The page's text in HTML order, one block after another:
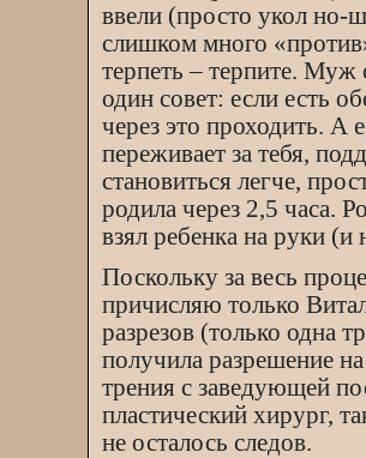
ввели (просто укол но-
слишком много
терпеть – терпите.
один совет: если есть
через это проходить. А
переживает за тебя,
становиться легче,
родила через 2,5 часа.
взял ребенка на руки (и
Поскольку за весь
причисляю только
разрезов (только одна
получила разрешение
трения с заведующей
пластический хирург,
не осталось следов.